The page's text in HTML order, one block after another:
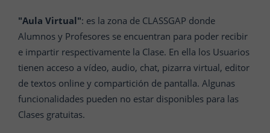
"Aula Virtual": es la zona de CLASSGAP donde
Alumnos y Profesores se encuentran para poder recibir
e impartir respectivamente la Clase. En ella los Usuarios
tienen acceso a vídeo, audio, chat, pizarra virtual, editor
de textos online y compartición de pantalla. Algunas
funcionalidades pueden no estar disponibles para las
Clases gratuitas.